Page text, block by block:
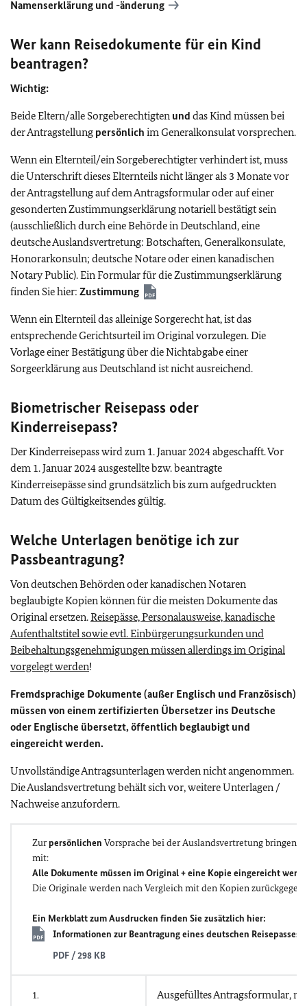
Namenserklärung und -änderung
Wer kann Reisedokumente für ein Kind
beantragen?
Wichtig:
Beide Eltern/alle Sorgeberechtigten und das Kind müssen bei
der Antragstellung persönlich im Generalkonsulat vorsprechen.
Wenn ein Elternteil/ein Sorgeberechtigter verhindert ist, muss
die Unterschrift dieses Elternteils nicht länger als 3 Monate vor
der Antragstellung auf dem Antragsformular oder auf einer
gesonderten Zustimmungserklärung notariell bestätigt sein
(ausschließlich durch eine Behörde in Deutschland, eine
deutsche Auslandsvertretung: Botschaften, Generalkonsulate,
Honorarkonsuln; deutsche Notare oder einen kanadischen
Notary Public). Ein Formular für die Zustimmungserklärung
finden Sie hier: Zustimmung
Wenn ein Elternteil das alleinige Sorgerecht hat, ist das
entsprechende Gerichtsurteil im Original vorzulegen. Die
Vorlage einer Bestätigung über die Nichtabgabe einer
Sorgeerklärung aus Deutschland ist nicht ausreichend.
Biometrischer Reisepass oder
Kinderreisepass?
Der Kinderreisepass wird zum 1. Januar 2024 abgeschafft. Vor
dem 1. Januar 2024 ausgestellte bzw. beantragte
Kinderreisepässe sind grundsätzlich bis zum aufgedruckten
Datum des Gültigkeitsendes gültig.
Welche Unterlagen benötige ich zur
Passbeantragung?
Von deutschen Behörden oder kanadischen Notaren
beglaubigte Kopien können für die meisten Dokumente das
Original ersetzen.Reisepässe, Personalausweise, kanadische
Aufenthaltstitel sowie evtl. Einbürgerungsurkunden und
Beibehaltungsgenehmigungen müssen allerdings im Original
vorgelegt werden!
Fremdsprachige Dokumente (außer Englisch und Französisch)
müssen von einem zertifizierten Übersetzer ins Deutsche
oder Englische übersetzt, öffentlich beglaubigt und
eingereicht werden.
Unvollständige Antragsunterlagen werden nicht angenommen.
Die Auslandsvertretung behält sich vor, weitere Unterlagen /
Nachweise anzufordern.
Zurpersönlichen Vorsprache bei der Auslandsvertretung bringen
mit:
Alle Dokumente müssen im Original + eine Kopie eingereicht
Die Originale werden nach Vergleich mit den Kopien
Ein Merkblatt zum Ausdrucken finden Sie zusätzlich hier:
Informationen zur Beantragung eines deutschen Reisepasses
PDF / 298 KB
1.
Ausgefülltes Antragsformular,